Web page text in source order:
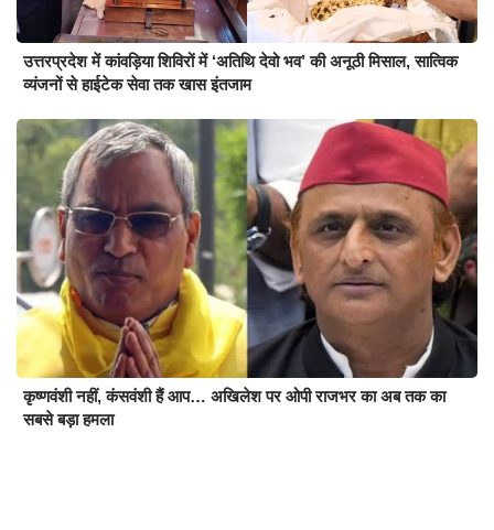
उत्तरप्रदेश में कांवड़िया शिविरों में ‘अतिथि देवो भव’ की अनूठी मिसाल, सात्विक
व्यंजनों से हाईटेक सेवा तक खास इंतजाम
कृष्णवंशी नहीं, कंसवंशी हैं आप… अखिलेश पर ओपी राजभर का अब तक का
सबसे बड़ा हमला